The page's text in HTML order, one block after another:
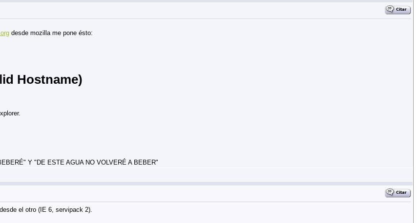
desde mozilla me pone ésto:
Hostname)
Y "DE ESTE AGUA NO VOLVERÉ A BEBER"
el otro (IE 6, servipack 2).